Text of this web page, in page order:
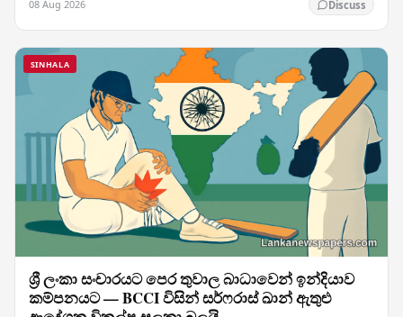
08 Aug 2026 Discuss
SINHALA
ශ්‍රී ලංකා සංචාරයට පෙර තුවාල බාධාවෙන් ඉන්දියාව
කම්පනයට — BCCI විසින් සර්ෆරාස් ඛාන් ඇතුළු